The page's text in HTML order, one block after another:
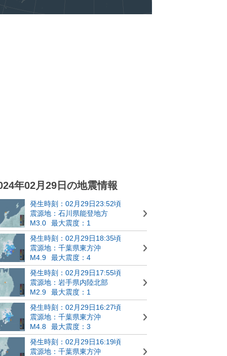
年02月29日の地震情報
発生時刻：02月29日23:52頃
震源地：石川県能登地方
M3.0
最大震度：1
発生時刻：02月29日18:35頃
震源地：千葉県東方沖
M4.9
最大震度：4
発生時刻：02月29日17:55頃
震源地：岩手県内陸北部
M2.9
最大震度：1
発生時刻：02月29日16:27頃
震源地：千葉県東方沖
M4.8
最大震度：3
発生時刻：02月29日16:19頃
震源地：千葉県東方沖